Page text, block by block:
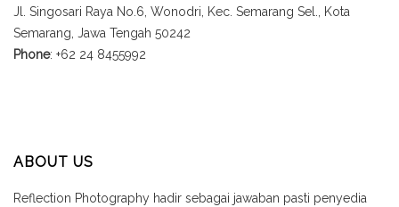
Jl. Singosari Raya No.6, Wonodri, Kec. Semarang Sel., Kota
Semarang, Jawa Tengah 50242
Phone: +62 24 8455992
ABOUT US
Reflection Photography hadir sebagai jawaban pasti penyedia